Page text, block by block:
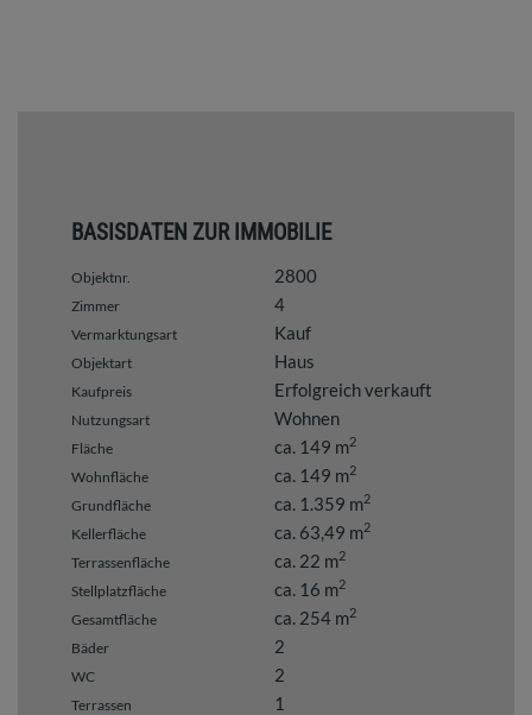
BASISDATEN ZUR IMMOBILIE
Objektnr. 2800
Zimmer 4
Vermarktungsart Kauf
Objektart Haus
Kaufpreis Erfolgreich verkauft
Nutzungsart Wohnen
Fläche ca. 149 m2
Wohnfläche ca. 149 m2
Grundfläche ca. 1.359 m2
Kellerfläche ca. 63,49 m2
Terrassenfläche ca. 22 m2
Stellplatzfläche ca. 16 m2
Gesamtfläche ca. 254 m2
Bäder 2
WC 2
Terrassen 1